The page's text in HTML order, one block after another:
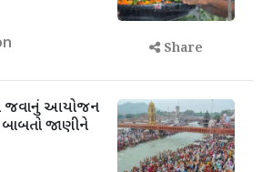
Share
જવાનું આયોજન
બાબતો જાણીને